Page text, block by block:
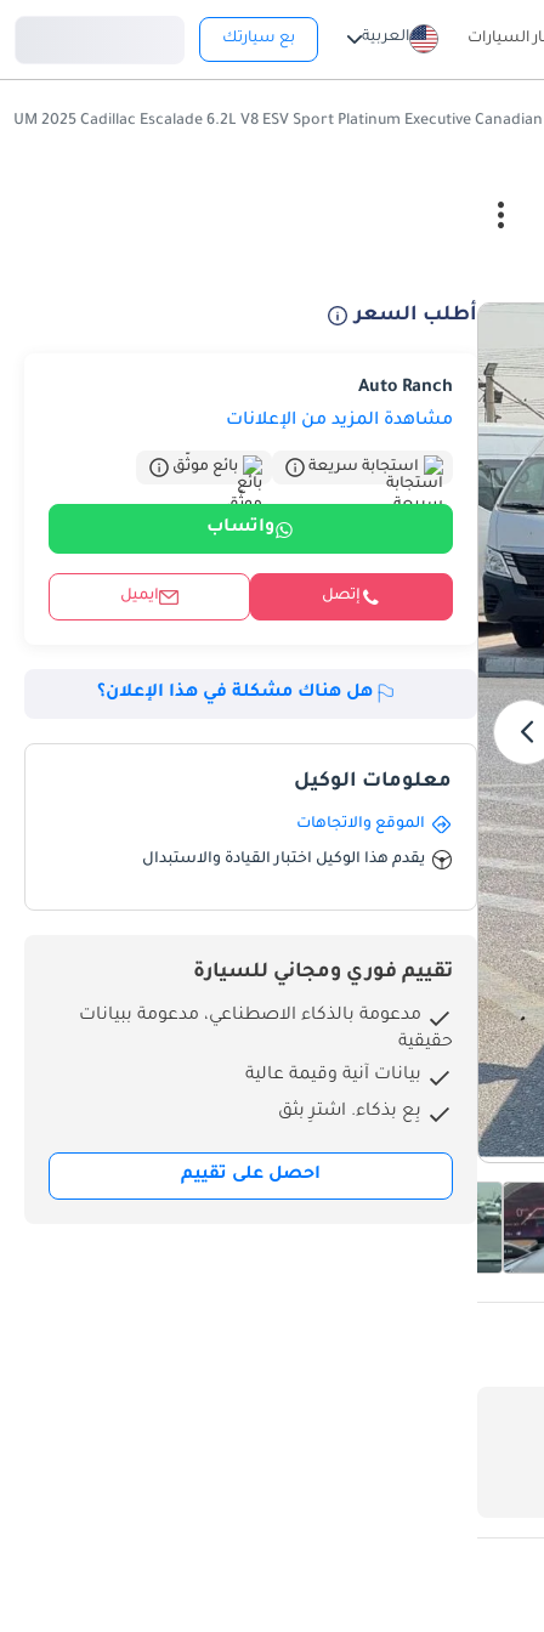
السيارات العربية بع سيارتك
أطلب السعر
Auto Ranch
مشاهدة المزيد من الإعلانات
استجابة سريعة بائع موثّق
واتساب
إتصل ايميل
هل هناك مشكلة في هذا الإعلان؟
معلومات الوكيل
الموقع والاتجاهات
يقدم هذا الوكيل اختبار القيادة والاستبدال
تقييم فوري ومجاني للسيارة
مدعومة بالذكاء الاصطناعي، مدعومة ببيانات
حقيقية
بيانات آنية وقيمة عالية
بِع بذكاء. اشترِ بثق
احصل على تقييم